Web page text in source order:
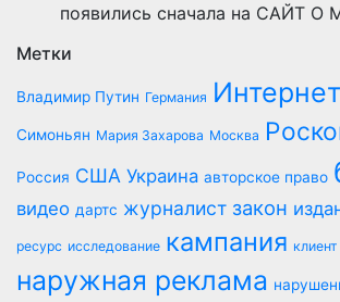
появились сначала на САЙТ О
Метки
Владимир Путин Германия Интернет
Симоньян Мария Захарова Москва
Россия США Украина авторское право
видео дартс журналист закон
ресурс исследование кампания клиент
наружная реклама